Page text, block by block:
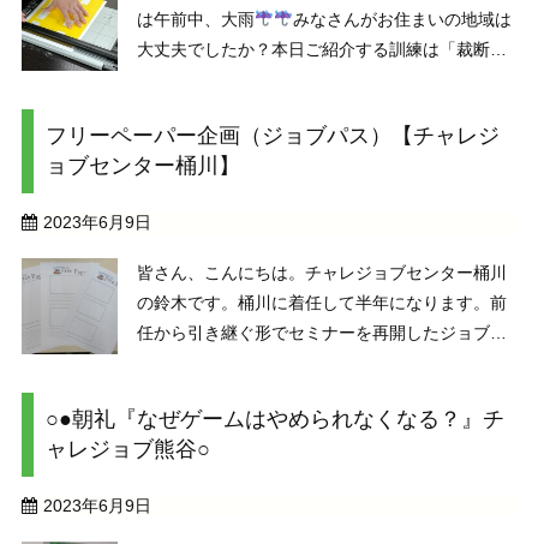
は午前中、大雨
みなさんがお住まいの地域は
大丈夫でしたか？本日ご紹介する訓練は「裁断機
いる商品に付ける「タグ」を切るために裁断機を
使っているところ ...
フリーペーパー企画（ジョブパス）【チャレジ
ョブセンター桶川】
2023年6月9日
皆さん、こんにちは。チャレジョブセンター桶川
の鈴木です。桶川に着任して半年になります。前
任から引き継ぐ形でセミナーを再開したジョブパ
企画としてフリーペーパーの作成をご提案しまし
た。テーマは『海 ...
○●朝礼『なぜゲームはやめられなくなる？』チ
ャレジョブ熊谷○
2023年6月9日